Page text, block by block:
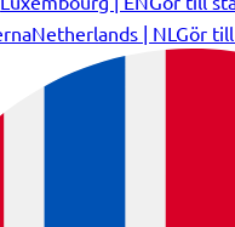
Netherlands | NL Gör